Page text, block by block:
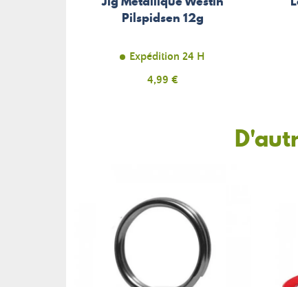
Pilspidsen 12g
Expédition 24 H
Prix
4,99 €